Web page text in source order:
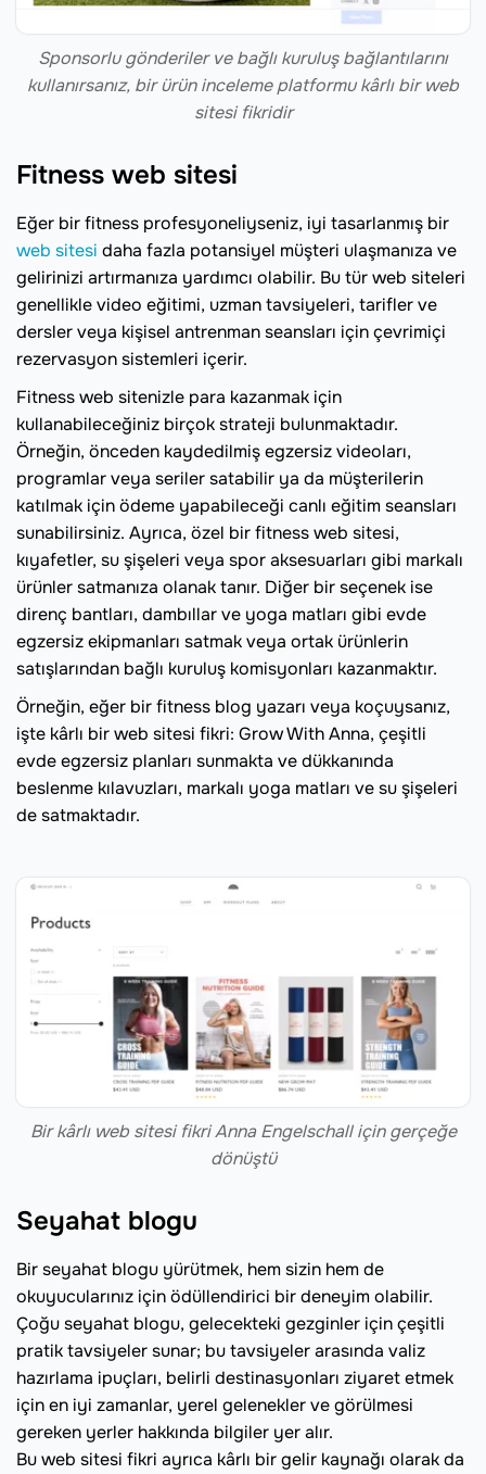
Sponsorlu gönderiler ve bağlı kuruluş bağlantılarını
kullanırsanız, bir ürün inceleme platformu kârlı bir web
sitesi fikridir
Fitness web sitesi
Eğer bir fitness profesyoneliyseniz, iyi tasarlanmış bir
web sitesi daha fazla potansiyel müşteri ulaşmanıza ve
gelirinizi artırmanıza yardımcı olabilir. Bu tür web siteleri
genellikle video eğitimi, uzman tavsiyeleri, tarifler ve
dersler veya kişisel antrenman seansları için çevrimiçi
rezervasyon sistemleri içerir.
Fitness web sitenizle para kazanmak için
kullanabileceğiniz birçok strateji bulunmaktadır.
Örneğin, önceden kaydedilmiş egzersiz videoları,
programlar veya seriler satabilir ya da müşterilerin
katılmak için ödeme yapabileceği canlı eğitim seansları
sunabilirsiniz. Ayrıca, özel bir fitness web sitesi,
kıyafetler, su şişeleri veya spor aksesuarları gibi markalı
ürünler satmanıza olanak tanır. Diğer bir seçenek ise
direnç bantları, dambıllar ve yoga matları gibi evde
egzersiz ekipmanları satmak veya ortak ürünlerin
satışlarından bağlı kuruluş komisyonları kazanmaktır.
Örneğin, eğer bir fitness blog yazarı veya koçuysanız,
işte kârlı bir web sitesi fikri: Grow With Anna, çeşitli
evde egzersiz planları sunmakta ve dükkanında
beslenme kılavuzları, markalı yoga matları ve su şişeleri
de satmaktadır.
Bir kârlı web sitesi fikri Anna Engelschall için gerçeğe
dönüştü
Seyahat blogu
Bir seyahat blogu yürütmek, hem sizin hem de
okuyucularınız için ödüllendirici bir deneyim olabilir.
Çoğu seyahat blogu, gelecekteki gezginler için çeşitli
pratik tavsiyeler sunar; bu tavsiyeler arasında valiz
hazırlama ipuçları, belirli destinasyonları ziyaret etmek
için en iyi zamanlar, yerel gelenekler ve görülmesi
gereken yerler hakkında bilgiler yer alır.
Bu web sitesi fikri ayrıca kârlı bir gelir kaynağı olarak da